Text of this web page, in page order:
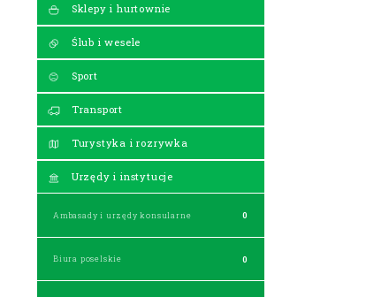
Sklepy i hurtownie
Ślub i wesele
Sport
Transport
Turystyka i rozrywka
Urzędy i instytucje
Ambasady i urzędy konsularne 0
Biura poselskie 0